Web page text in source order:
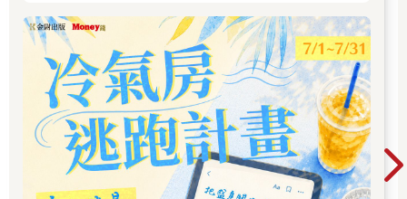
然而事實恰恰相反。健康的飲食或身體活動、修復式睡眠、節制
飲酒、清空大腦……，這些習慣的共通點在於降低我們體內壓力
荷爾蒙的水準。所以，採取能夠永久持續的健康策略才是最重要
的，我們必須知道手指指向哪個方向，才能看到一輪圓月，必須
確保生活是朝平衡健康的中庸之道前進。舉例來說，當飲食和口
味趨向自然，食慾中樞達到平衡時，就會形成良性循環，有助於
提升注意力和睡眠品質、判斷力等。這種良性循環能改變一個
人，使其成為從低刺激性的食物中獲得充分愉悅的人。反之，如
果讓生活習慣的細枝末節如教條般禁錮我們的生命，那就本末倒